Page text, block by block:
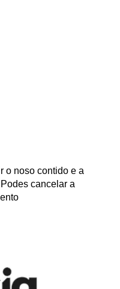
o noso contido e a
Podes cancelar a